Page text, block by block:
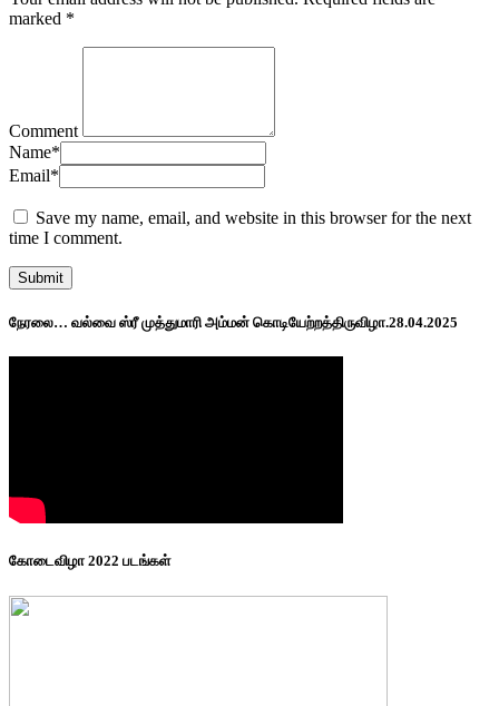
marked *
Comment
Name*
Email*
Save my name, email, and website in this browser for the next
time I comment.
நேரலை… வல்வை ஸ்ரீ முத்துமாரி அம்மன் கொடியேற்றத்திருவிழா.28.04.2025
கோடைவிழா 2022 படங்கள்